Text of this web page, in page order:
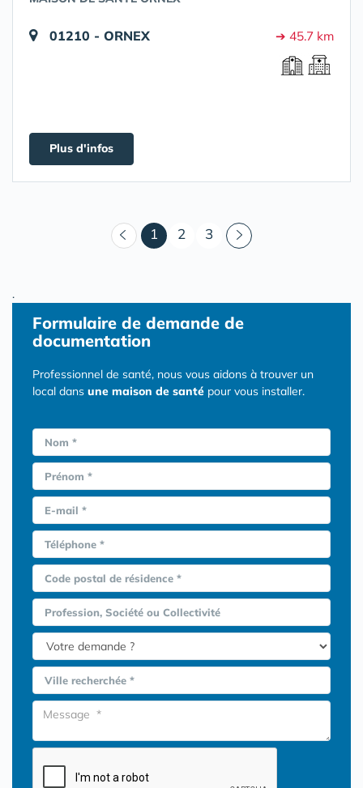
01210 - ORNEX ➔ 45.7 km
Plus d'infos
1 (courant)
2 3
.
Formulaire de demande de
documentation
Professionnel de santé, nous vous aidons à trouver un
local dans une maison de santé pour vous installer.
Nom *
Prénom *
E-mail *
Téléphone *
Code postal de résidence *
Profession, Société ou Collectivité
Ville recherchée *